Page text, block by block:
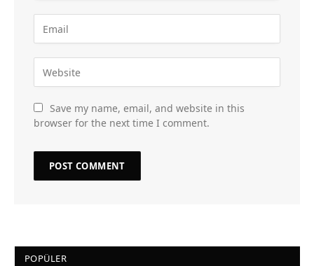
Save my name, email, and website in this
browser for the next time I comment.
POPÜLER